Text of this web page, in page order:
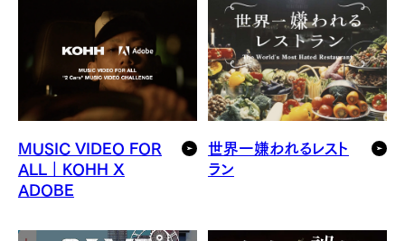
MUSIC VIDEO FOR
ALL｜KOHH X
ADOBE
世界一嫌われるレスト
ラン